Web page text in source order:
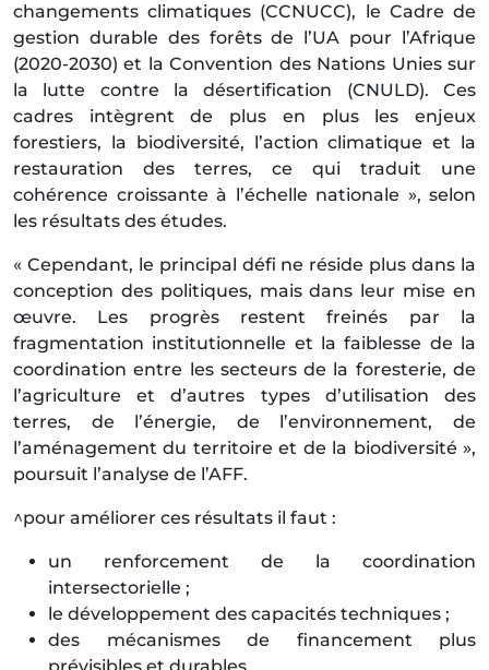
changements climatiques (CCNUCC), le Cadre de
gestion durable des forêts de l’UA pour l’Afrique
(2020-2030) et la Convention des Nations Unies sur
la lutte contre la désertification (CNULD). Ces
cadres intègrent de plus en plus les enjeux
forestiers, la biodiversité, l’action climatique et la
restauration des terres, ce qui traduit une
cohérence croissante à l’échelle nationale », selon
les résultats des études.
« Cependant, le principal défi ne réside plus dans la
conception des politiques, mais dans leur mise en
œuvre. Les progrès restent freinés par la
fragmentation institutionnelle et la faiblesse de la
coordination entre les secteurs de la foresterie, de
l’agriculture et d’autres types d’utilisation des
terres, de l’énergie, de l’environnement, de
l’aménagement du territoire et de la biodiversité »,
poursuit l’analyse de l’AFF.
^pour améliorer ces résultats il faut :
un renforcement de la coordination
intersectorielle ;
le développement des capacités techniques ;
des mécanismes de financement plus